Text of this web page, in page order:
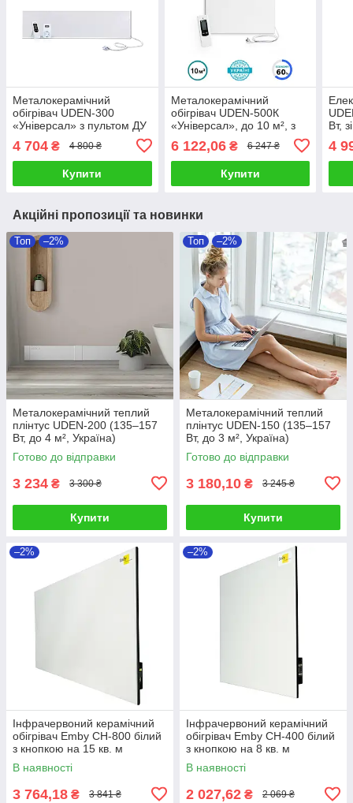
Металокерамічний
обігрівач UDEN-300
«Універсал» з пультом ДУ
4 704 ₴ 4 800 ₴
Купити
Металокерамічний
обігрівач UDEN-500К
«Універсал», до 10 м², з
пультом ДК
6 122,06₴ 6 247 ₴
Купити
Вт,
4
Акційні пропозиції та новинки
Топ –2%
Металокерамічний теплий
плінтус UDEN-200 (135–157
Вт, до 4 м², Україна)
Готово до відправки
3 234 ₴ 3 300 ₴
Купити
Топ –2%
Металокерамічний теплий
плінтус UDEN-150 (135–157
Вт, до 3 м², Україна)
Готово до відправки
3 180,10 ₴ 3 245 ₴
Купити
–2%
Інфрачервоний керамічний
обігрівач Emby CH-800 білий
з кнопкою на 15 кв. м
В наявності
3 764,18 ₴ 3 841 ₴
–2%
Інфрачервоний керамічний
обігрівач Emby CH-400 білий
з кнопкою на 8 кв. м
В наявності
2 027,62 ₴ 2 069 ₴